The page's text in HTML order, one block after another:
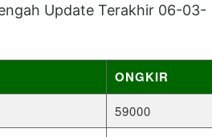
Update Terakhir 06-03-
ONGKIR
59000